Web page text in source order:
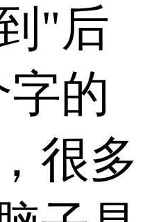
"后
的
很多